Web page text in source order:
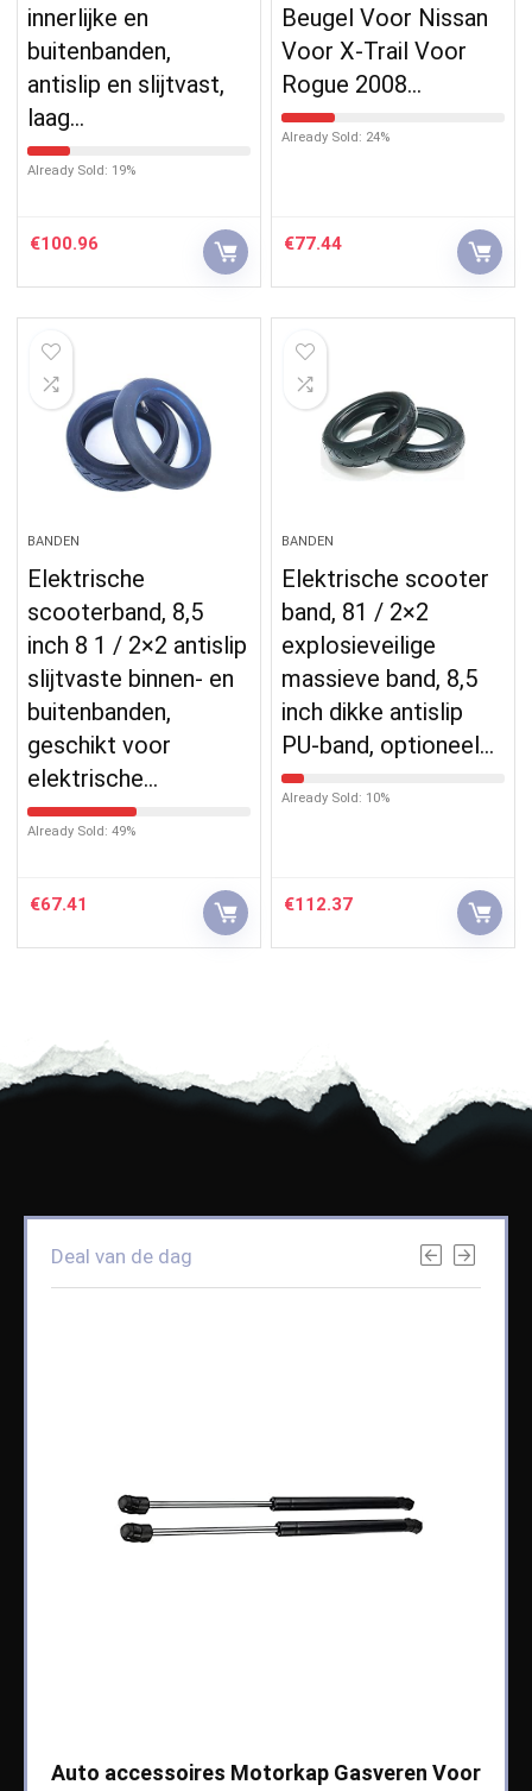
innerlijke en
buitenbanden,
antislip en slijtvast,
laag…
Already Sold: 19%
€100.96
Beugel Voor Nissan
Voor X-Trail Voor
Rogue 2008…
Already Sold: 24%
€77.44
BANDEN
Elektrische
scooterband, 8,5
inch 8 1 / 2×2 antislip
slijtvaste binnen- en
buitenbanden,
geschikt voor
elektrische…
Already Sold: 49%
€67.41
BANDEN
Elektrische scooter
band, 81 / 2×2
explosieveilige
massieve band, 8,5
inch dikke antislip
PU-band, optioneel…
Already Sold: 10%
€112.37
Deal van de dag
Auto accessoires Motorkap Gasveren Voor